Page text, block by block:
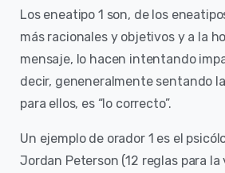
Los eneatipo 1 son, de los
más racionales y objetivos y a la
mensaje, lo hacen intentando
decir, geneneralmente sentando
para ellos, es “lo correcto”.
Un ejemplo de orador 1 es el
Jordan Peterson (12 reglas para la